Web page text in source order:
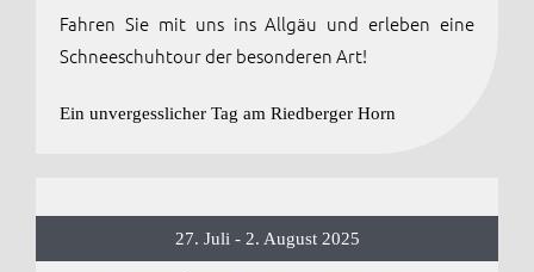
Fahren Sie mit uns ins Allgäu und erleben eine
Schneeschuhtour der besonderen Art!
Ein unvergesslicher Tag am Riedberger Horn
27. Juli - 2. August 2025